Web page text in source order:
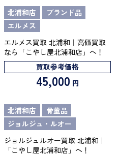
北浦和店
ブランド品
エルメス
エルメス買取 北浦和｜高価買取
なら「こやし屋北浦和店」へ！
買取参考価格
45,000 円
北浦和店
骨董品
ジョルジュ・ルオー
ジョルジュルオー買取 北浦和｜
「こやし屋北浦和店」へ！